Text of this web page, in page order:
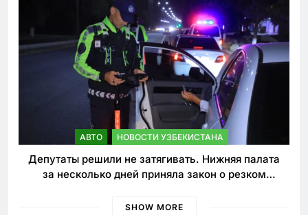
АВТО НОВОСТИ УЗБЕКИСТАНА
Депутаты решили не затягивать. Нижняя палата
за несколько дней приняла закон о резком
SHOW MORE